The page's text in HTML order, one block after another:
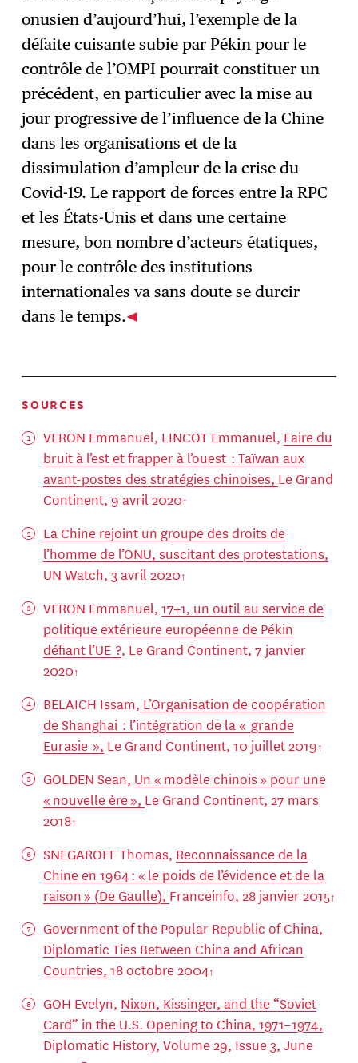
onusien d’aujourd’hui, l’exemple de la
défaite cuisante subie par Pékin pour le
contrôle de l’OMPI pourrait constituer un
précédent, en particulier avec la mise au
jour progressive de l’influence de la Chine
dans les organisations et de la
dissimulation d’ampleur de la crise du
Covid-19. Le rapport de forces entre la RPC
et les États-Unis et dans une certaine
mesure, bon nombre d’acteurs étatiques,
pour le contrôle des institutions
internationales va sans doute se durcir
dans le temps.
SOURCES
VERON Emmanuel, LINCOT Emmanuel, Faire du
bruit à l’est et frapper à l’ouest : Taïwan aux
avant-postes des stratégies chinoises, Le Grand
Continent, 9 avril 2020
La Chine rejoint un groupe des droits de
l’homme de l’ONU, suscitant des protestations,
UN Watch, 3 avril 2020
VERON Emmanuel, 17+1, un outil au service de
politique extérieure européenne de Pékin
défiant l’UE ?, Le Grand Continent, 7 janvier
2020
BELAICH Issam, L’Organisation de coopération
de Shanghai : l’intégration de la « grande
Eurasie », Le Grand Continent, 10 juillet 2019
GOLDEN Sean, Un « modèle chinois » pour une
« nouvelle ère », Le Grand Continent, 27 mars
2018
SNEGAROFF Thomas, Reconnaissance de la
Chine en 1964 : « le poids de l’évidence et de la
raison » (De Gaulle), Franceinfo, 28 janvier 2015
Government of the Popular Republic of China,
Diplomatic Ties Between China and African
Countries, 18 octobre 2004
GOH Evelyn, Nixon, Kissinger, and the “Soviet
Card” in the U.S. Opening to China, 1971–1974,
Diplomatic History, Volume 29, Issue 3, June